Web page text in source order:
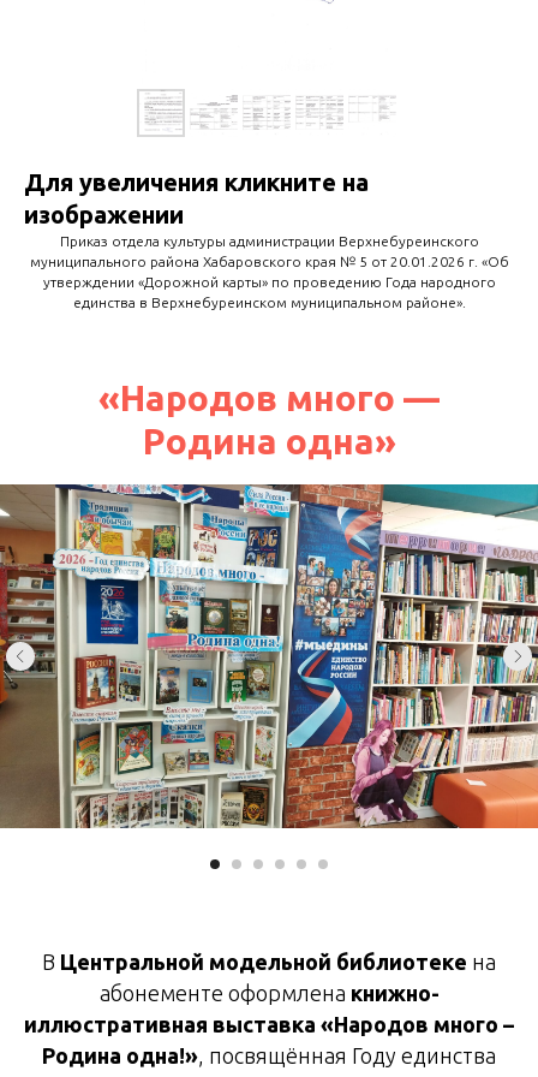
Для увеличения кликните на
изображении
Приказ отдела культуры администрации Верхнебуреинского
муниципального района Хабаровского края № 5 от 20.01.2026 г. «Об
утверждении «Дорожной карты» по проведению Года народного
единства в Верхнебуреинском муниципальном районе».
«Народов много —
Родина одна»
В Центральной модельной библиотеке на
абонементе оформлена книжно-
иллюстративная выставка «Народов много –
Родина одна!», посвящённая Году единства